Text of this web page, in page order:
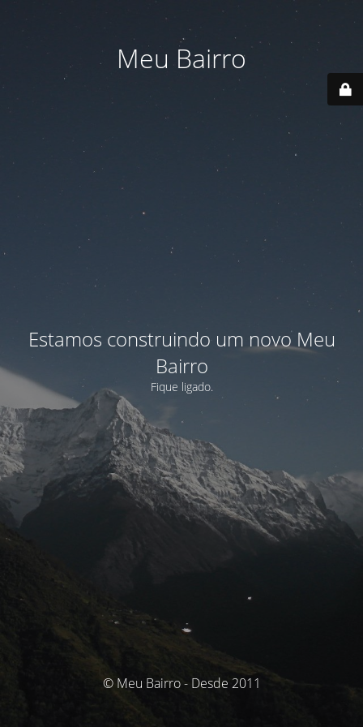
Meu Bairro
Estamos construindo um novo Meu
Bairro
Fique ligado.
© Meu Bairro - Desde 2011